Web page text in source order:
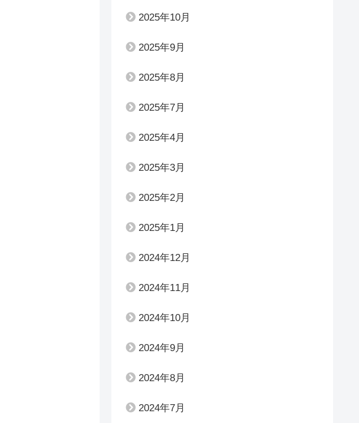
2025年10月
2025年9月
2025年8月
2025年7月
2025年4月
2025年3月
2025年2月
2025年1月
2024年12月
2024年11月
2024年10月
2024年9月
2024年8月
2024年7月